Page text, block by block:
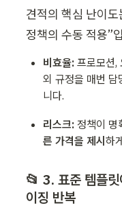
견적의 핵심 난이
정책의 수동 적용”
비효율: 프로모션,
외 규정을 매번 담
니다.
리스크: 정책이 명
른 가격을 제시하
📂 3. 표준 템플
이징 반복